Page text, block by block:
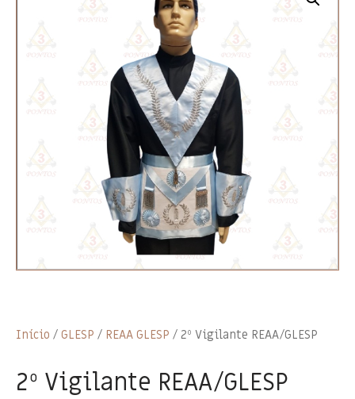
Início / GLESP / REAA GLESP / 2º Vigilante REAA/GLESP
2º Vigilante REAA/GLESP